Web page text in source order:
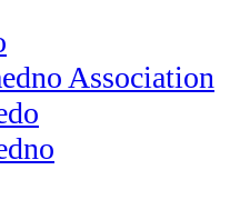
Association